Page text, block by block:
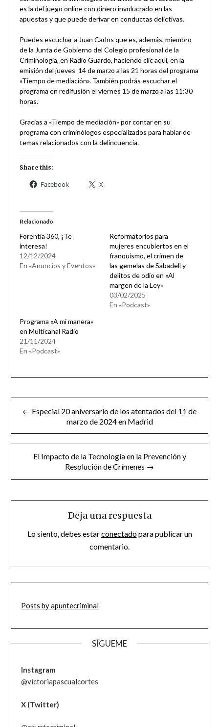
es la del juego online con dinero involucrado en las
apuestas y que puede derivar en conductas delictivas.
Puedes escuchar a Juan Carlos que es, además, miembro
de la Junta de Gobierno del Colegio profesional de la
Criminología, en Radio Guardo, haciendo clic aquí, en la
emisión del jueves 14 de marzo a las 21 horas del programa
«Tiempo de mediación». También podrás escuchar el
programa en redifusión el viernes 15 de marzo a las 11:30
horas.
Gracias a «Tiempo de mediación» por contar en su
programa con criminólogos especializados para hablar de
temas relacionados con la delincuencia.
Share this:
Facebook X
Relacionado
Forentia 360, ¡Te
interesa!
12/12/2024
En «Anuncios y Eventos»
Reformatorios para
mujeres encubiertos en el
franquismo, el crimen de
las gemelas de Sabadell y
delitos de odio en «Al
margen de la Ley»
03/02/2025
En «Podcast»
Programa «A mi manera»
en Multicanal Radio
21/11/2024
En «Podcast»
Navegación
entradas
← Especial 20 aniversario de los atentados del 11 de
marzo de 2024 en Madrid
El Impacto de la Tecnología en la Prevención y
Resolución de Crímenes →
Deja una respuesta
Lo siento, debes estarconectadopara publicar un
comentario.
Posts by apuntecriminal
SÍGUEME
Instagram
@victoriapascualcortes
X (Twitter)